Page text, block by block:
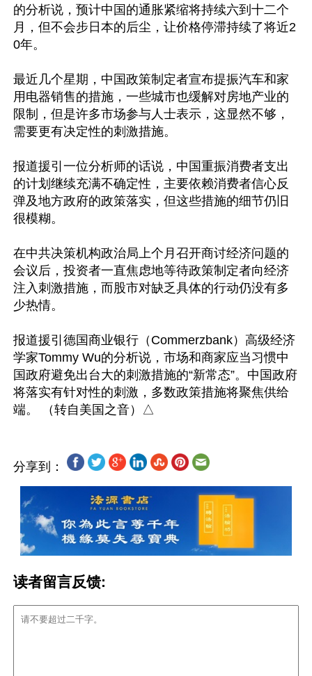
的分析说，预计中国的通胀紧缩将持续六到十二个
月，但不会步日本的后尘，让价格停滞持续了将近2
0年。
最近几个星期，中国政策制定者宣布提振汽车和家
用电器销售的措施，一些城市也缓解对房地产业的
限制，但是许多市场参与人士表示，这显然不够，
需要更有决定性的刺激措施。
报道援引一位分析师的话说，中国重振消费者支出
的计划继续充满不确定性，主要依赖消费者信心反
弹及地方政府的政策落实，但这些措施的细节仍旧
很模糊。
在中共决策机构政治局上个月召开商讨经济问题的
会议后，投资者一直焦虑地等待政策制定者向经济
注入刺激措施，而股市对缺乏具体的行动仍没有多
少热情。
报道援引德国商业银行（Commerzbank）高级经济
学家Tommy Wu的分析说，市场和商家应当习惯中
国政府避免出台大的刺激措施的“新常态”。中国政府
将落实有针对性的刺激，多数政策措施将聚焦供给
分享到：
读者留言反馈: